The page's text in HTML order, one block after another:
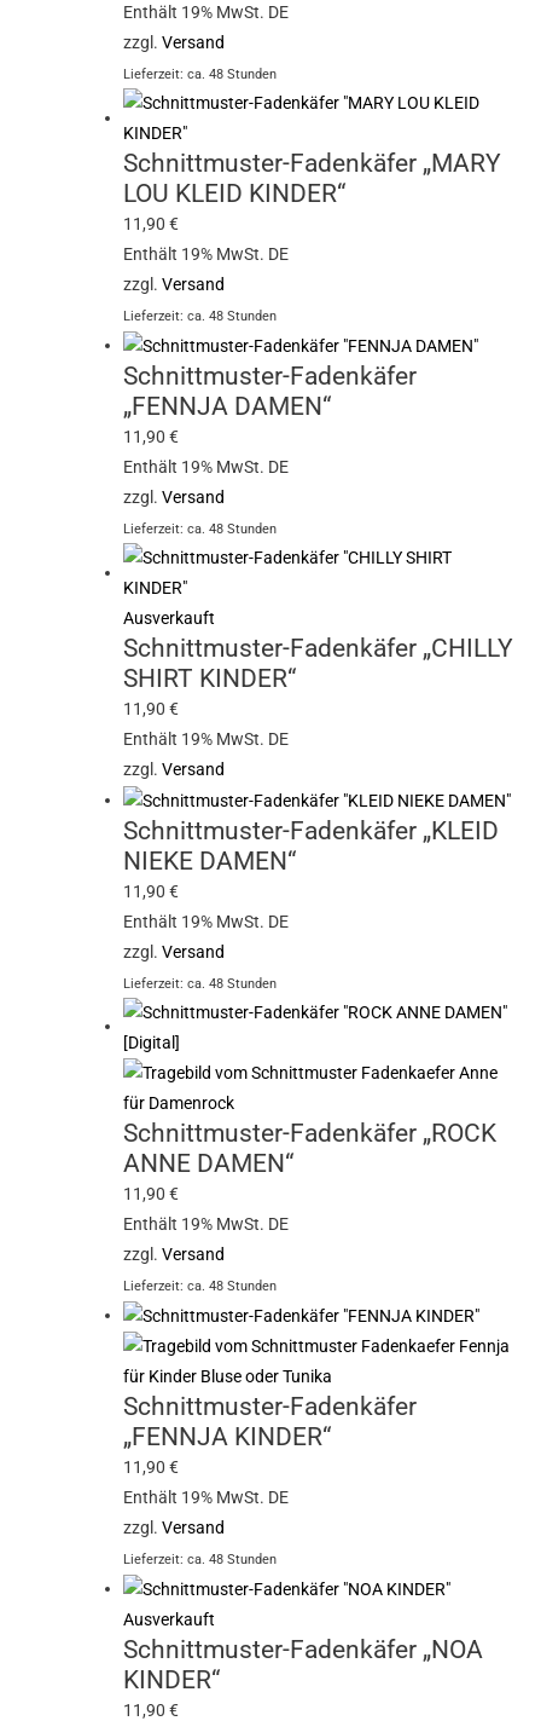
Enthält 19% MwSt. DE
zzgl.Versand
Lieferzeit: ca. 48 Stunden
Schnittmuster-Fadenkäfer „MARY
LOU KLEID KINDER“
11,90€
Enthält 19% MwSt. DE
zzgl.Versand
Lieferzeit: ca. 48 Stunden
Schnittmuster-Fadenkäfer
„FENNJA DAMEN“
11,90€
Enthält 19% MwSt. DE
zzgl.Versand
Lieferzeit: ca. 48 Stunden
Ausverkauft
Schnittmuster-Fadenkäfer „CHILLY
SHIRT KINDER“
11,90€
Enthält 19% MwSt. DE
zzgl.Versand
Schnittmuster-Fadenkäfer „KLEID
NIEKE DAMEN“
11,90€
Enthält 19% MwSt. DE
zzgl.Versand
Lieferzeit: ca. 48 Stunden
Schnittmuster-Fadenkäfer „ROCK
ANNE DAMEN“
11,90€
Enthält 19% MwSt. DE
zzgl.Versand
Lieferzeit: ca. 48 Stunden
Schnittmuster-Fadenkäfer
„FENNJA KINDER“
11,90€
Enthält 19% MwSt. DE
zzgl.Versand
Lieferzeit: ca. 48 Stunden
Ausverkauft
Schnittmuster-Fadenkäfer „NOA
KINDER“
11,90€